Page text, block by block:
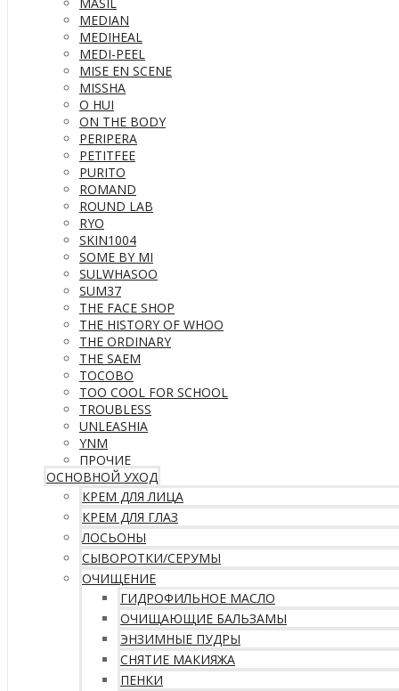
MEDIAN
MEDIHEAL
MEDI-PEEL
MISE EN SCENE
MISSHA
O HUI
ON THE BODY
PERIPERA
PETITFEE
PURITO
ROMAND
ROUND LAB
RYO
SKIN1004
SOME BY MI
SULWHASOO
SUM37
THE FACE SHOP
THE HISTORY OF WHOO
THE ORDINARY
THE SAEM
TOCOBO
TOO COOL FOR SCHOOL
TROUBLESS
UNLEASHIA
YNM
ПРОЧИЕ
ОСНОВНОЙ УХОД
КРЕМ ДЛЯ ЛИЦА
КРЕМ ДЛЯ ГЛАЗ
ЛОСЬОНЫ
СЫВОРОТКИ/СЕРУМЫ
ОЧИЩЕНИЕ
ГИДРОФИЛЬНОЕ МАСЛО
ОЧИЩАЮЩИЕ БАЛЬЗАМЫ
ЭНЗИМНЫЕ ПУДРЫ
СНЯТИЕ МАКИЯЖА
ПЕНКИ